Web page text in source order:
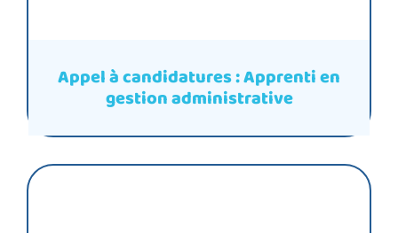
Appel à candidatures : Apprenti en
gestion administrative